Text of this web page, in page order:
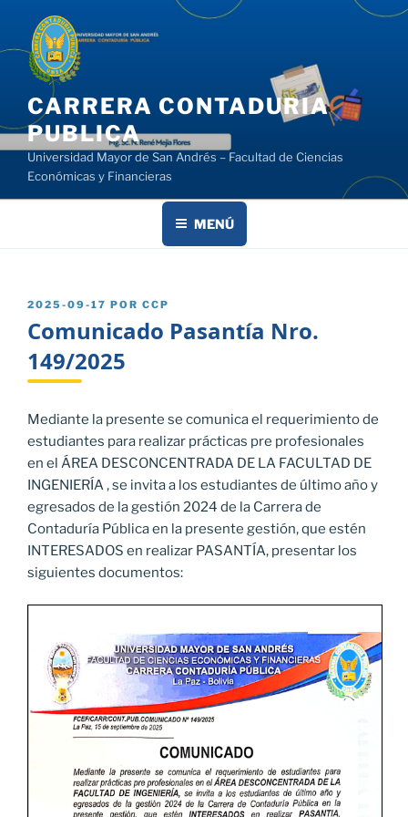
contenido
CARRERA CONTADURIA
PUBLICA
Universidad Mayor de San Andrés – Facultad de Ciencias
Económicas y Financieras
MENÚ
PUBLICADO
2025-09-17 POR CCP
Comunicado Pasantía Nro.
149/2025
Mediante la presente se comunica el requerimiento de
estudiantes para realizar prácticas pre profesionales
en el ÁREA DESCONCENTRADA DE LA FACULTAD DE
INGENIERÍA , se invita a los estudiantes de último año y
egresados de la gestión 2024 de la Carrera de
Contaduría Pública en la presente gestión, que estén
INTERESADOS en realizar PASANTÍA, presentar los
siguientes documentos: